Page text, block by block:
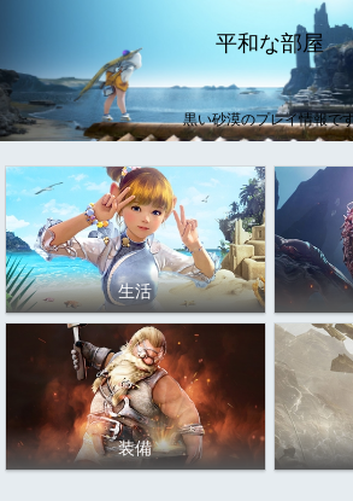
平和な部屋
黒い砂漠のプレイ情報で
生活
装備